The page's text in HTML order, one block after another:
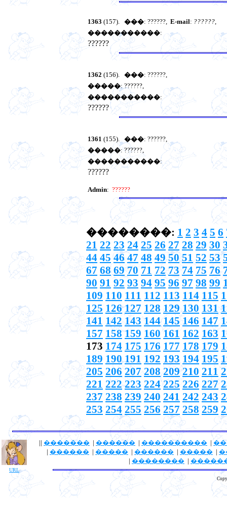
1363 (157). ���: ??????, E-mail: ??????,
�����������:
??????
1362 (156). ���: ??????,
�����: ??????,
�����������:
??????
1361 (155). ���: ??????,
�����: ??????,
�����������:
??????
Admin: ??????
��������: 1 2 3 4 5 6
21 22 23 24 25 26 27 28 29 30
44 45 46 47 48 49 50 51 52 53
67 68 69 70 71 72 73 74 75 76
90 91 92 93 94 95 96 97 98 99
109 110 111 112 113 114 115
125 126 127 128 129 130 131
141 142 143 144 145 146 147
157 158 159 160 161 162 163
173 174 175 176 177 178 179
189 190 191 192 193 194 195
205 206 207 208 209 210 211
221 222 223 224 225 226 227
237 238 239 240 241 242 243
253 254 255 256 257 258 259
URL
|| ������� | ������ | ���������� |
| ������ | ����� | ������ | ����� |
| �������� |